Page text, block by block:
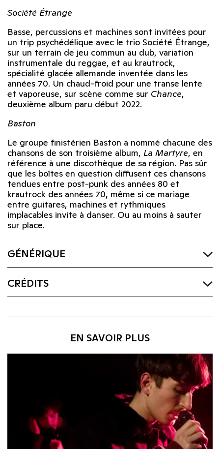
Société Étrange
Basse, percussions et machines sont invitées pour
un trip psychédélique avec le trio Société Étrange,
sur un terrain de jeu commun au dub, variation
instrumentale du reggae, et au krautrock,
spécialité glacée allemande inventée dans les
années 70. Un chaud-froid pour une transe lente
et vaporeuse, sur scène comme sur Chance,
deuxième album paru début 2022.
Baston
Le groupe finistérien Baston a nommé chacune des
chansons de son troisième album, La Martyre, en
référence à une discothèque de sa région. Pas sûr
que les boîtes en question diffusent ces chansons
tendues entre post-punk des années 80 et
krautrock des années 70, même si ce mariage
entre guitares, machines et rythmiques
implacables invite à danser. Ou au moins à sauter
sur place.
GÉNÉRIQUE
CRÉDITS
EN SAVOIR PLUS